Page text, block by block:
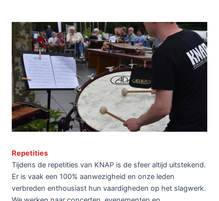
Repetities
Tijdens de repetities van KNAP is de sfeer altijd uitstekend.
Er is vaak een 100% aanwezigheid en onze leden
verbreden enthousiast hun vaardigheden op het slagwerk.